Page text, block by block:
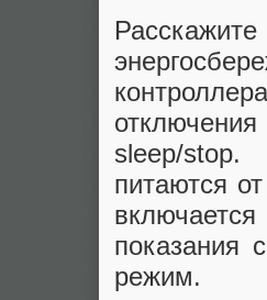
sleep/stop.
питаются
показания
режим.